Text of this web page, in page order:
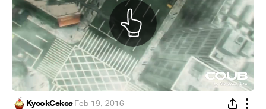
KycokCekca·Feb 19, 2016